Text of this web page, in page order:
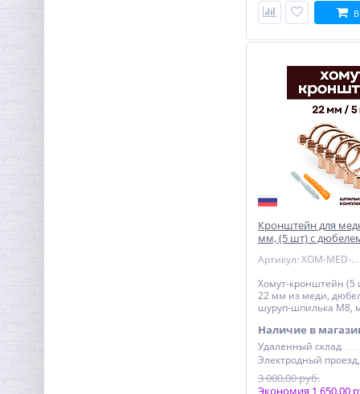
Кронштейн для
мм, (5 шт) с
шпилькой М8,
Артикул: XOM-MED-22-5
Хомут-кронштейн (5
22 мм из меди,
шуруп-шпилька М8,
Наличие в
Удаленный склад
3 000,00 руб.
Экономия 1 650,00